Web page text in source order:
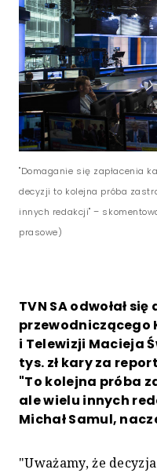
"Domaganie się zapłacenia
decyzji to kolejna próba
innych redakcji" –
prasowe)
TVN SA odwołał
przewodniczącego
i Telewizji Macieja
tys. zł kary za
"To kolejna próba
ale wielu innych
Michał Samul,
"Uważamy, że